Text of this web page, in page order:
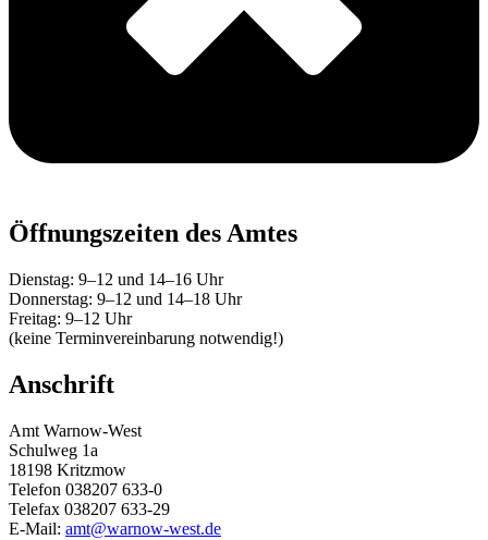
Öffnungszeiten des Amtes
Dienstag: 9–12 und 14–16 Uhr
Donnerstag: 9–12 und 14–18 Uhr
Freitag: 9–12 Uhr
(keine Terminvereinbarung notwendig!)
Anschrift
Amt Warnow-West
Schulweg 1a
18198 Kritzmow
Telefon 038207 633-0
Telefax 038207 633-29
E-Mail: amt@warnow-west.de